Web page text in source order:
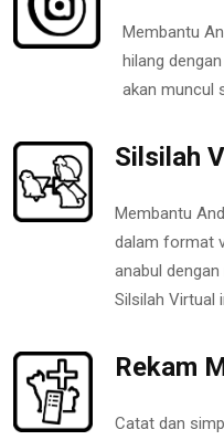
Membantu
hilang
akan muncul
Silsilah
Membantu
dalam format
anabul
Silsilah Virtual
Rekam
Catat dan